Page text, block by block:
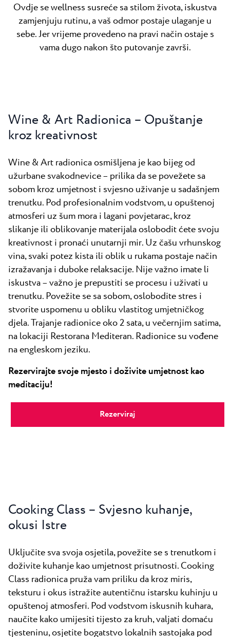
Ovdje se wellness susreće sa stilom života, iskustva
zamjenjuju rutinu, a vaš odmor postaje ulaganje u
sebe. Jer vrijeme provedeno na pravi način ostaje s
vama dugo nakon što putovanje završi.
Wine & Art Radionica – Opuštanje
kroz kreativnost
Wine & Art radionica osmišljena je kao bijeg od
užurbane svakodnevice – prilika da se povežete sa
sobom kroz umjetnost i svjesno uživanje u sadašnjem
trenutku. Pod profesionalnim vodstvom, u opuštenoj
atmosferi uz šum mora i lagani povjetarac, kroz
slikanje ili oblikovanje materijala oslobodit ćete svoju
kreativnost i pronaći unutarnji mir. Uz čašu vrhunskog
vina, svaki potez kista ili oblik u rukama postaje način
izražavanja i duboke relaksacije. Nije važno imate li
iskustva – važno je prepustiti se procesu i uživati u
trenutku. Povežite se sa sobom, oslobodite stres i
stvorite uspomenu u obliku vlastitog umjetničkog
djela. Trajanje radionice oko 2 sata, u večernjim satima,
na lokaciji Restorana Mediteran. Radionice su vođene
na engleskom jeziku.
Rezervirajte svoje mjesto i doživite umjetnost kao
meditaciju!
Rezerviraj
Cooking Class – Svjesno kuhanje,
okusi Istre
Uključite sva svoja osjetila, povežite se s trenutkom i
doživite kuhanje kao umjetnost prisutnosti. Cooking
Class radionica pruža vam priliku da kroz miris,
teksturu i okus istražite autentičnu istarsku kuhinju u
opuštenoj atmosferi. Pod vodstvom iskusnih kuhara,
naučite kako umijesiti tijesto za kruh, valjati domaću
tjesteninu, osjetite bogatstvo lokalnih sastojaka pod